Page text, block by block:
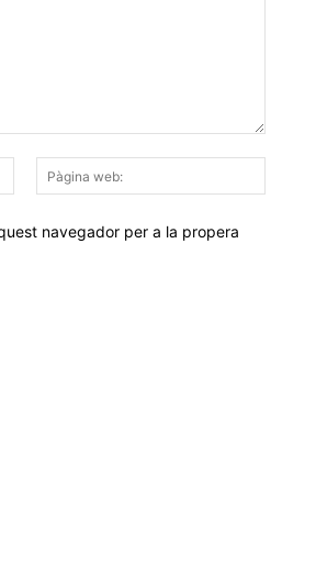
Correu
electrònic:*
web:
navegador per a la propera